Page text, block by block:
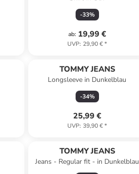
-33%
ab: 19,99 €
UVP: 29,90 €*
TOMMY JEANS
Longsleeve in Dunkelblau
-34%
25,99 €
UVP: 39,90 €*
TOMMY JEANS
Jeans - Regular fit - in Dunkelblau